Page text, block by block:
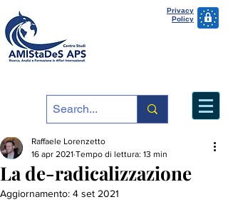
Privacy
Policy
La de-radicalizzazione
Raffaele Lorenzetto
16 apr 2021 Tempo di lettura: 13 min
Aggiornamento: 4 set 2021